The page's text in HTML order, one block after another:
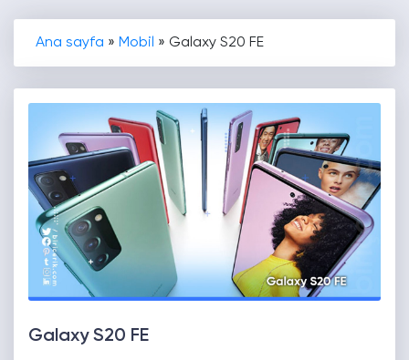
Ana sayfa » Mobil » Galaxy S20 FE
Galaxy S20 FE